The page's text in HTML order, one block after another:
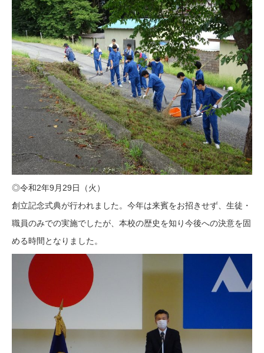
◎令和2年9月29日（火）
創立記念式典が行われました。今年は来賓をお招きせず、生徒・
職員のみでの実施でしたが、本校の歴史を知り今後への決意を固
める時間となりました。